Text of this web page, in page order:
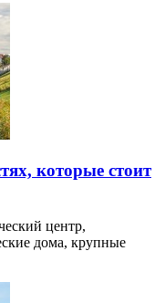
которые стоит
центр,
дома, крупные